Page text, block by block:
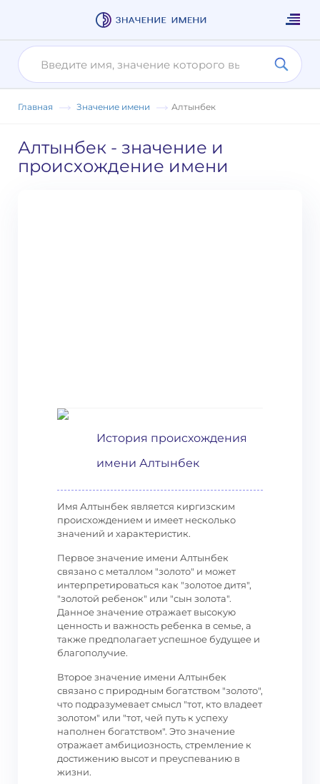
Главная Значение имени Алтынбек
Алтынбек - значение и
происхождение имени
История происхождения
имени Алтынбек
Имя Алтынбек является киргизским
происхождением и имеет несколько
значений и характеристик.
Первое значение имени Алтынбек
связано с металлом "золото" и может
интерпретироваться как "золотое дитя",
"золотой ребенок" или "сын золота".
Данное значение отражает высокую
ценность и важность ребенка в семье, а
также предполагает успешное будущее и
благополучие.
Второе значение имени Алтынбек
связано с природным богатством "золото",
что подразумевает смысл "тот, кто владеет
золотом" или "тот, чей путь к успеху
наполнен богатством". Это значение
отражает амбициозность, стремление к
достижению высот и преуспеванию в
жизни.